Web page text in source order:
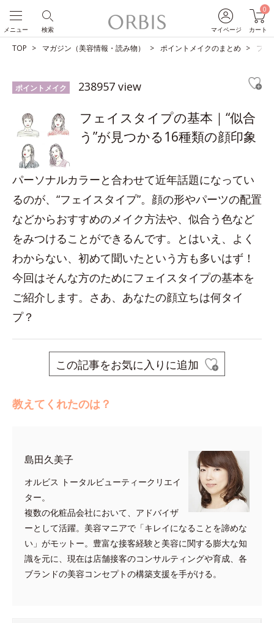
マイページ
0
カート
検索
メニュー
TOP マガジン（美容情報・読み物） ポイントメイクのまとめ フェ
ポイントメイク 238957 view
フェイスタイプの基本｜“似合
う”が見つかる16種類の顔印象
パーソナルカラーと合わせて近年話題になってい
るのが、“フェイスタイプ”。顔の形やパーツの配置
などからおすすめのメイク方法や、似合う色など
をみつけることができるんです。とはいえ、よく
わからない、初めて聞いたという方も多いはず！
今回はそんな方のためにフェイスタイプの基本を
ご紹介します。さあ、あなたの顔立ちは何タイ
プ？
この記事をお気に入りに追加
教えてくれたのは？
島田久美子
オルビス トータルビューティークリエイ
ター。
複数の化粧品会社において、アドバイザ
ーとして活躍。美容マニアで「キレイになることを諦めな
い」がモットー。豊富な接客経験と美容に関する膨大な知
識を元に、現在は店舗接客のコンサルティングや育成、各
ブランドの美容コンセプトの構築支援を手がける。